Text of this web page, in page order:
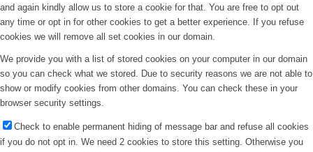
and again kindly allow us to store a cookie for that. You are free to opt out
any time or opt in for other cookies to get a better experience. If you refuse
cookies we will remove all set cookies in our domain.
We provide you with a list of stored cookies on your computer in our domain
so you can check what we stored. Due to security reasons we are not able to
show or modify cookies from other domains. You can check these in your
browser security settings.
Check to enable permanent hiding of message bar and refuse all cookies
if you do not opt in. We need 2 cookies to store this setting. Otherwise you